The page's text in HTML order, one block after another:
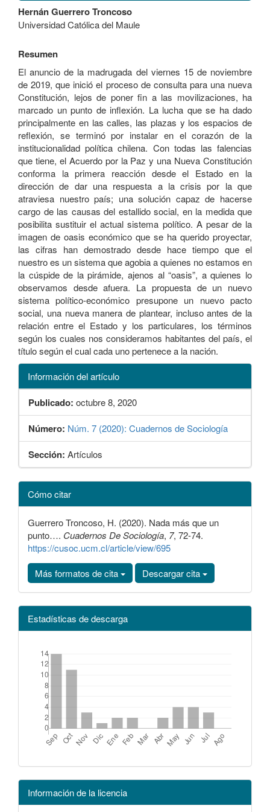
Contenido
principal
del
Hernán Guerrero Troncoso
Universidad Católica del Maule
Resumen
El anuncio de la madrugada del viernes 15 de noviembre
de 2019, que inició el proceso de consulta para una nueva
Constitución, lejos de poner fin a las movilizaciones, ha
marcado un punto de inflexión. La lucha que se ha dado
principalmente en las calles, las plazas y los espacios de
reflexión, se terminó por instalar en el corazón de la
institucionalidad política chilena. Con todas las falencias
que tiene, el Acuerdo por la Paz y una Nueva Constitución
conforma la primera reacción desde el Estado en la
dirección de dar una respuesta a la crisis por la que
atraviesa nuestro país; una solución capaz de hacerse
cargo de las causas del estallido social, en la medida que
posibilita sustituir el actual sistema político. A pesar de la
imagen de oasis económico que se ha querido proyectar,
las cifras han demostrado desde hace tiempo que el
nuestro es un sistema que agobia a quienes no estamos en
la cúspide de la pirámide, ajenos al “oasis”, a quienes lo
observamos desde afuera. La propuesta de un nuevo
sistema político-económico presupone un nuevo pacto
social, una nueva manera de plantear, incluso antes de la
relación entre el Estado y los particulares, los términos
según los cuales nos consideramos habitantes del país, el
título según el cual cada uno pertenece a la nación.
Información del artículo
Publicado: octubre 8, 2020
Número: Núm. 7 (2020): Cuadernos de Sociología
Sección: Artículos
Detalles
del
artículo
Cómo citar
Guerrero Troncoso, H. (2020). Nada más que un
punto…. Cuadernos De Sociología, 7, 72-74.
https://cusoc.ucm.cl/article/view/695
Más formatos de cita
Descargar cita
Estadísticas de descarga
Información de la licencia